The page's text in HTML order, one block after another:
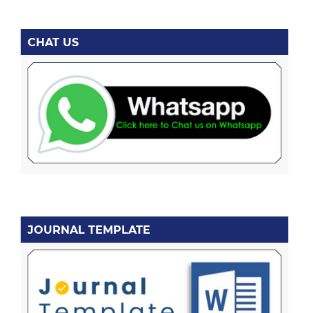
CHAT US
JOURNAL TEMPLATE